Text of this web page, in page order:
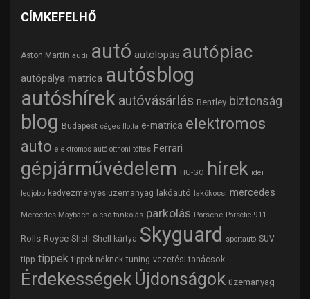
CÍMKEFELHŐ
Aston Martin audi autó autólopás autópiac
autópálya matrica autósblog
autóshírek autóvásárlás Bentley biztonság
blog Budapest céges flotta e-matrica elektromos
auto elektromos autó otthoni töltés Ferrari
gépjárművédelem HU-GO hírek idei
legjobb kedvezményes üzemanyag lakóautó lakókocsi mercedes
Mercedes-Maybach olcsó tankolás parkolás Porsche Porsche 911
Rolls-Royce Shell Shell kártya Skyguard sportautó SUV
tipp tippek tippek nőknek tuning vezetési tanácsok
Érdekességek Újdonságok üzemanyag